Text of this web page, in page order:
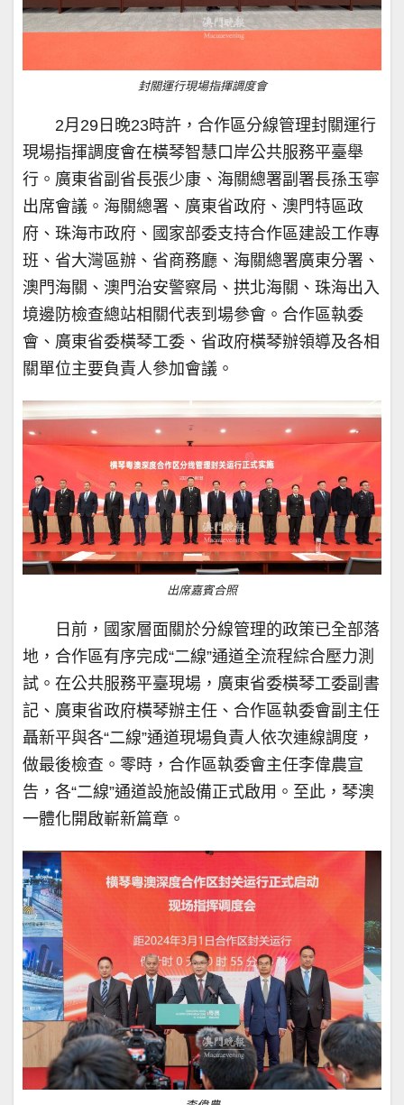
封關運行現場指揮調度會
2月29日晚23時許，合作區分線管理封關運行
現場指揮調度會在橫琴智慧口岸公共服務平臺舉
行。廣東省副省長張少康、海關總署副署長孫玉寧
出席會議。海關總署、廣東省政府、澳門特區政
府、珠海市政府、國家部委支持合作區建設工作專
班、省大灣區辦、省商務廳、海關總署廣東分署、
澳門海關、澳門治安警察局、拱北海關、珠海出入
境邊防檢查總站相關代表到場參會。合作區執委
會、廣東省委橫琴工委、省政府橫琴辦領導及各相
關單位主要負責人參加會議。
出席嘉賓合照
日前，國家層面關於分線管理的政策已全部落
地，合作區有序完成“二線”通道全流程綜合壓力測
試。在公共服務平臺現場，廣東省委橫琴工委副書
記、廣東省政府橫琴辦主任、合作區執委會副主任
聶新平與各“二線”通道現場負責人依次連線調度，
做最後檢查。零時，合作區執委會主任李偉農宣
告，各“二線”通道設施設備正式啟用。至此，琴澳
一體化開啟嶄新篇章。